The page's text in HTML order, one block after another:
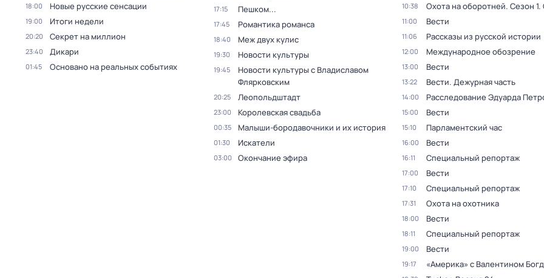
18:00 Новые русские сенсации
19:00 Итоги недели
20:20 Секрет на миллион
23:40 Дикари
01:45 Основано на реальных событиях
17:15 Пешком...
17:45 Романтика романса
18:40 Меж двух кулис
19:30 Новости культуры
19:45
Новости культуры с Владиславом
Флярковским
20:25 Леопольдштадт
23:00 Королевская свадьба
00:35 Малыши-бородавочники и их история
01:30 Искатели
03:00 Окончание эфира
10:38 Охота на оборотней. Сезон 1.
11:00 Вести
11:06 Рассказы из русской истории
12:00 Международное обозрение
13:00 Вести
13:22 Вести. Дежурная часть
14:00 Расследование Эдуарда
15:00 Вести
15:10 Парламентский час
16:00 Вести
16:11 Специальный репортаж
17:00 Вести
17:10 Специальный репортаж
17:31 Охота на охотника
18:00 Вести
18:11 Специальный репортаж
19:00 Вести
19:17 «Америка» с Валентином